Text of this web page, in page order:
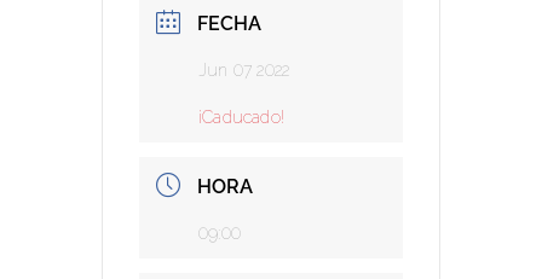
FECHA
Jun 07 2022
¡Caducado!
HORA
09:00